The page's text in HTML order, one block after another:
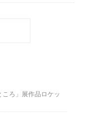
ろ」展作品ロケッ